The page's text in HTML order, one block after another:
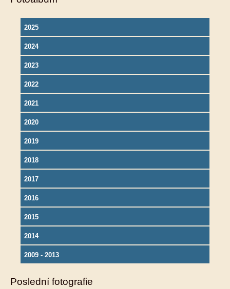
2025
2024
2023
2022
2021
2020
2019
2018
2017
2016
2015
2014
2009 - 2013
Poslední fotografie